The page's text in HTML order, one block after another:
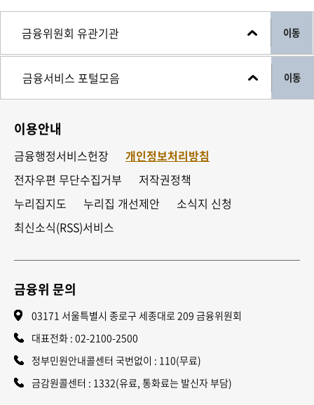
이동
이동
이용안내
금융행정서비스헌장
개인정보처리방침
전자우편 무단수집거부
저작권정책
누리집지도
누리집 개선제안
소식지 신청
최신소식(RSS)서비스
금융위 문의
03171 서울특별시 종로구 세종대로 209 금융위원회
대표전화 : 02-2100-2500
정부민원안내콜센터 국번없이 : 110(무료)
금감원콜센터 : 1332(유료, 통화료는 발신자 부담)